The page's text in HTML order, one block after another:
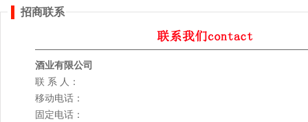
招商联系
酒业有限公司
联 系 人：
移动电话：
固定电话：